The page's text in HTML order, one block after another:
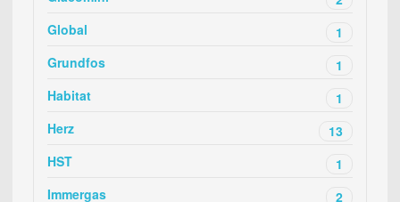
Global
1
Grundfos
1
Habitat
1
Herz
13
HST
1
Immergas
2